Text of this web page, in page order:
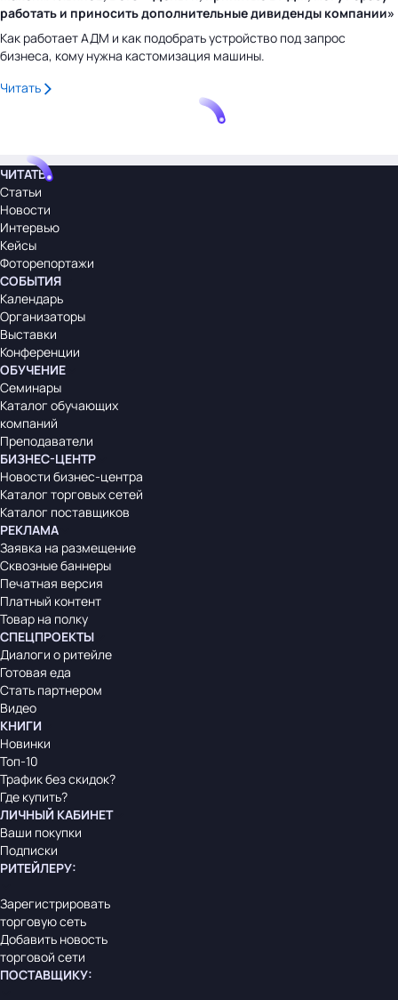
работать и приносить дополнительные дивиденды компании»
Как работает АДМ и как подобрать устройство под запрос
бизнеса, кому нужна кастомизация машины.
Читать
ЧИТАТЬ
Статьи
Новости
Интервью
Кейсы
Фоторепортажи
СОБЫТИЯ
Календарь
Организаторы
Выставки
Конференции
ОБУЧЕНИЕ
Семинары
Каталог обучающих
компаний
Преподаватели
БИЗНЕС-ЦЕНТР
Новости бизнес-центра
Каталог торговых сетей
Каталог поставщиков
РЕКЛАМА
Заявка на размещение
Сквозные баннеры
Печатная версия
Платный контент
Товар на полку
СПЕЦПРОЕКТЫ
Диалоги о ритейле
Готовая еда
Стать партнером
Видео
КНИГИ
Новинки
Топ-10
Трафик без скидок?
Где купить?
ЛИЧНЫЙ КАБИНЕТ
Ваши покупки
Подписки
РИТЕЙЛЕРУ:
Зарегистрировать
торговую сеть
Добавить новость
торговой сети
ПОСТАВЩИКУ: